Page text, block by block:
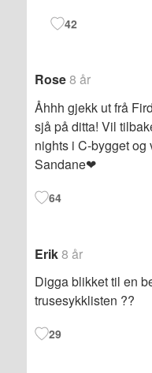
42
Rose8 år
Åhhh gjekk ut frå
sjå på ditta! Vil
nights i C-bygget
Sandane❤
64
Erik8 år
Digga blikket til en
trusesykklisten ??
29